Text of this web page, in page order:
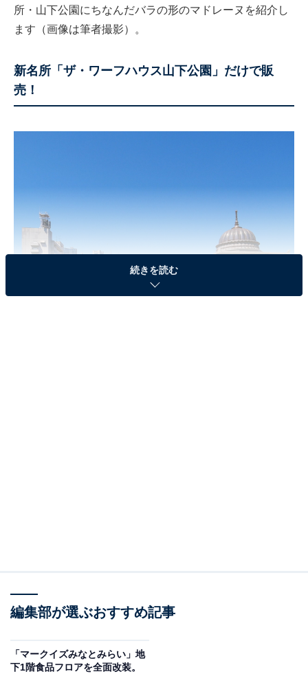
所・山下公園にちなんだバラの形のマドレーヌを紹介し
ます（画像は筆者撮影）。
新名所「ザ・ワーフハウス山下公園」だけで販
売！
続きを読む
編集部が選ぶおすすめ記事
「マークイズみなとみらい」地
下1階食品フロアを全面改装。